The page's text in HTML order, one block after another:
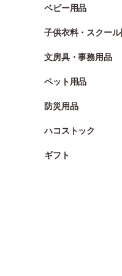
ベビー用品
子供衣料・スクー
文房具・事務用品
ペット用品
防災用品
ハコストック
ギフト